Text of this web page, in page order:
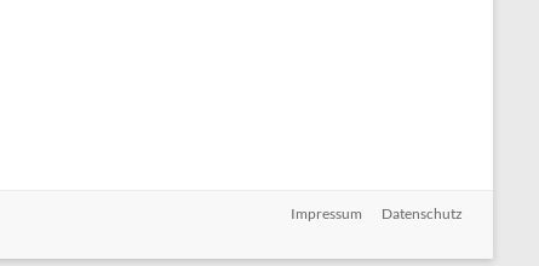
Impressum Datenschutz